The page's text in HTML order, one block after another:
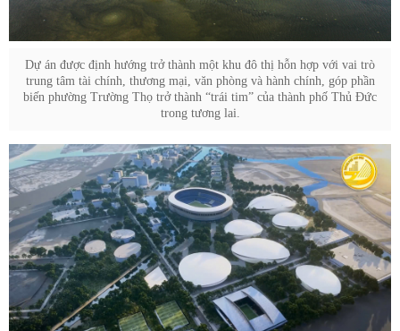
Dự án được định hướng trở thành một khu đô thị hỗn hợp với vai trò
trung tâm tài chính, thương mại, văn phòng và hành chính, góp phần
biến phường Trường Thọ trở thành “trái tim” của thành phố Thủ Đức
trong tương lai.